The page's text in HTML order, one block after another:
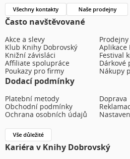
Často navštěvované
Akce a slevy
Prodejny
Klub Knihy Dobrovský
Aplikace
Knižní závisláci
Festival
Affiliate spolupráce
Dárkové
Poukazy pro firmy
Nákupy
Dodací podmínky
Platební metody
Doprava
Obchodní podmínky
Ochrana osobních údajů
Vše důležité
Kariéra v Knihy Dobrovský
Všechny kontakty Naše prodejny